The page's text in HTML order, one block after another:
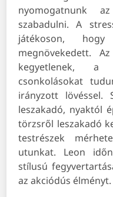
nyomogatnunk
szabadulni. A
játékoson,
megnövekedett.
kegyetlenek,
csonkolásokat
irányzott lövéssel.
leszakadó, nyaktól
törzsről leszakadó
testrészek
utunkat. Leon
stílusú
az akciódús élményt.